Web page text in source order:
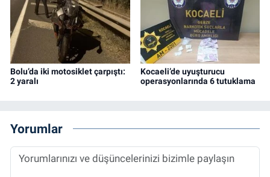
Bolu’da iki motosiklet çarpıştı:
2 yaralı
Kocaeli’de uyuşturucu
operasyonlarında 6 tutuklama
Yorumlar